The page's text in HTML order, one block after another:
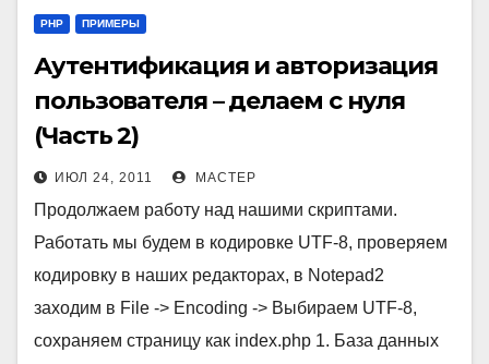
PHP ПРИМЕРЫ
Аутентификация и авторизация
пользователя – делаем с нуля
(Часть 2)
ИЮЛ 24, 2011 МАСТЕР
Продолжаем работу над нашими скриптами.
Работать мы будем в кодировке UTF-8, проверяем
кодировку в наших редакторах, в Notepad2
заходим в File -> Encoding -> Выбираем UTF-8,
сохраняем страницу как index.php 1. База данных